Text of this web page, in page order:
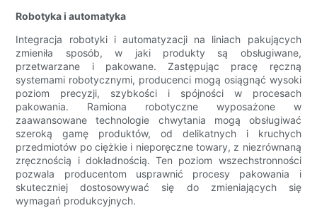
Robotyka i automatyka
Integracja robotyki i automatyzacji na liniach pakujących
zmieniła sposób, w jaki produkty są obsługiwane,
przetwarzane i pakowane. Zastępując pracę ręczną
systemami robotycznymi, producenci mogą osiągnąć wysoki
poziom precyzji, szybkości i spójności w procesach
pakowania. Ramiona robotyczne wyposażone w
zaawansowane technologie chwytania mogą obsługiwać
szeroką gamę produktów, od delikatnych i kruchych
przedmiotów po ciężkie i nieporęczne towary, z niezrównaną
zręcznością i dokładnością. Ten poziom wszechstronności
pozwala producentom usprawnić procesy pakowania i
skuteczniej dostosowywać się do zmieniających się
wymagań produkcyjnych.